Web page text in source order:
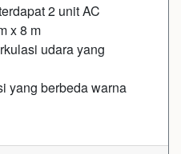
2 unit AC
x 8 m
udara yang
yang berbeda warna